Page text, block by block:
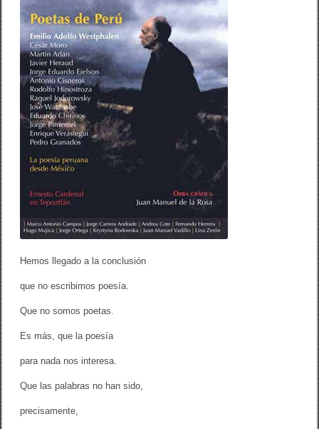
Hemos llegado a la conclusión
que no escribimos poesía.
Que no somos poetas.
Es más, que la poesía
para nada nos interesa.
Que las palabras no han sido,
precisamente,